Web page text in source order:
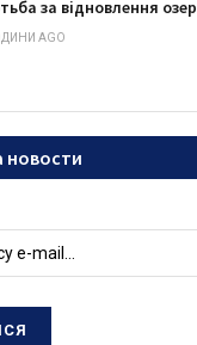
за відновлення
AGO
новости